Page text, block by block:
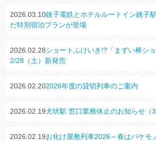
2026.03.10銚子電鉄とホテルルートイン銚子
だ特別宿泊プランが登場
2026.02.28ショートふけいき!?「まずい棒ショ
2/28（土）新発売
2026.02.202026年度の貸切列車のご案内
2026.02.19犬吠駅 窓口業務休止のお知らせ（3
2026.02.19お化け屋敷列車2026～春はバケモ